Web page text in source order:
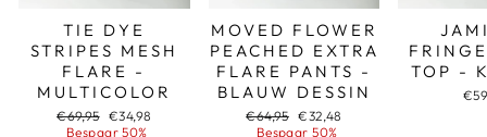
TIE DYE
STRIPES MESH
FLARE -
MULTICOLOR
Adviesprijs
€69,95 Aanbiedingsprijs
€34,98
Bespaar 50%
MOVED FLOWER
PEACHED EXTRA
FLARE PANTS -
BLAUW DESSIN
Adviesprijs
€64,95 Aanbiedingsprijs
€32,48
Bespaar 50%
TOP -